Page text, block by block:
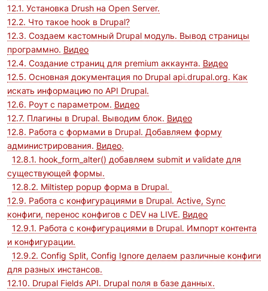
12.1. Установка Drush на Open Server.
12.2. Что такое hook в Drupal?
12.3. Создаем кастомный Drupal модуль. Вывод страницы
программно. Видео
12.4. Создание страниц для premium аккаунта. Видео
12.5. Основная документация по Drupal api.drupal.org. Как
искать информацию по API Drupal.
12.6. Роут с параметром. Видео
12.7. Плагины в Drupal. Выводим блок. Видео
12.8. Работа с формами в Drupal. Добавляем форму
администрирования. Видео.
12.8.1. hook_form_alter() добавляем submit и validate для
существующей формы.
12.8.2. Miltistep popup форма в Drupal.
12.9. Работа с конфигурациями в Drupal. Active, Sync
конфиги, перенос конфигов с DEV на LIVE. Видео
12.9.1. Работа с конфигурациями в Drupal. Импорт контента
и конфигурации.
12.9.2. Config Split, Config Ignore делаем различные конфиги
для разных инстансов.
12.10. Drupal Fields API. Drupal поля в базе данных.